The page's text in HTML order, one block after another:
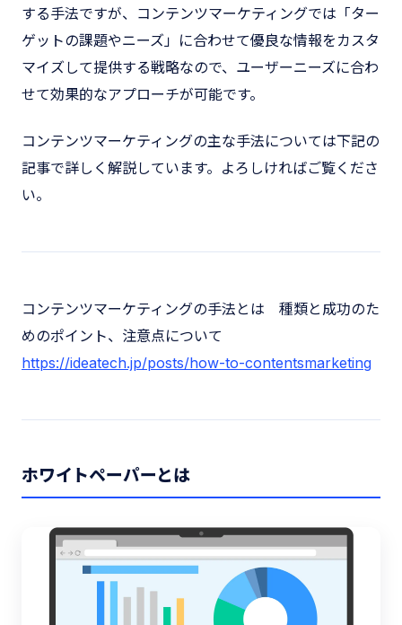
する手法ですが、コンテンツマーケティングでは「ター
ゲットの課題やニーズ」に合わせて優良な情報をカスタ
マイズして提供する戦略なので、ユーザーニーズに合わ
せて効果的なアプローチが可能です。
コンテンツマーケティングの主な手法については下記の
記事で詳しく解説しています。よろしければご覧くださ
い。
コンテンツマーケティングの手法とは 種類と成功のた
めのポイント、注意点について
https://ideatech.jp/posts/how-to-contentsmarketing
ホワイトペーパーとは